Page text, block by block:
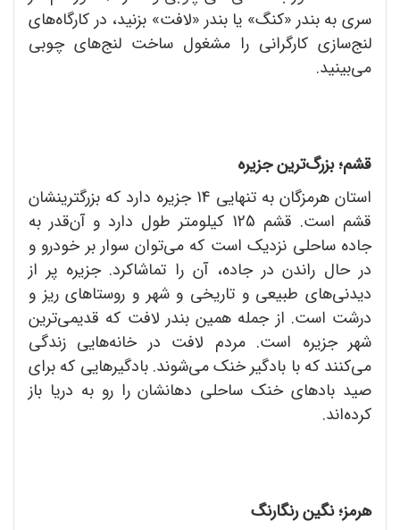
سری به بندر «کنگ» یا بندر «لافت» بزنید، در کارگاه‌های
لنج‌سازی کارگرانی را مشغول ساخت لنج‌های چوبی
می‌بینید.
قشم؛ بزرگ‌ترین جزیره
استان هرمزگان به تنهایی 14 جزیره دارد که بزرگترینشان
قشم است. قشم 125 کیلومتر طول دارد و آن‌قدر به
جاده ساحلی نزدیک است که می‌توان سوار بر خودرو و
در حال راندن در جاده، آن را تماشاکرد. جزیره پر از
دیدنی‌های طبیعی و تاریخی و شهر و روستاهای ریز و
درشت است. از جمله همین بندر لافت که قدیمی‌ترین
شهر جزیره است. مردم لافت در خانه‌هایی زندگی
می‌کنند که با بادگیر خنک می‌شوند. بادگیرهایی که برای
صید بادهای خنک ساحلی دهانشان را رو به دریا باز
کرده‌اند.
هرمز؛ نگین رنگارنگ